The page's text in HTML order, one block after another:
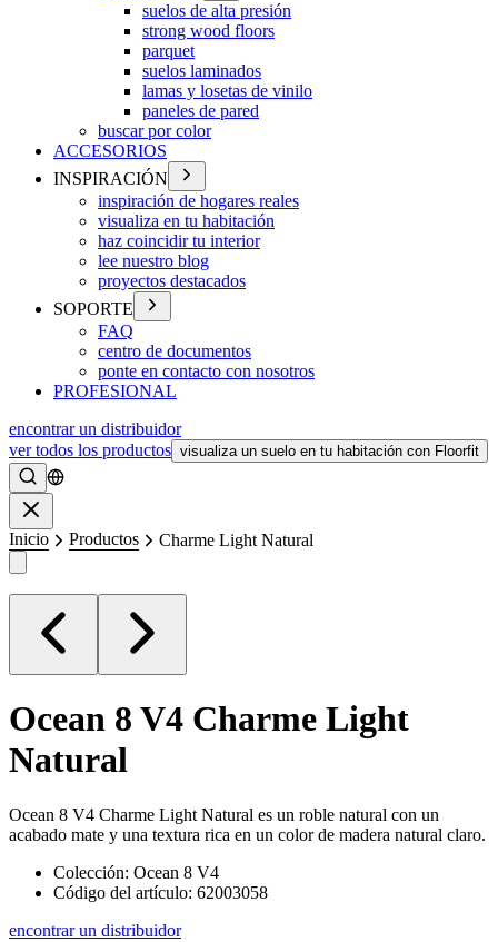
suelos de alta presión
strong wood floors
parquet
suelos laminados
lamas y losetas de vinilo
paneles de pared
buscar por color
ACCESORIOS
INSPIRACIÓN
inspiración de hogares reales
visualiza en tu habitación
haz coincidir tu interior
lee nuestro blog
proyectos destacados
SOPORTE
FAQ
centro de documentos
ponte en contacto con nosotros
PROFESIONAL
encontrar un distribuidor
ver todos los productos visualiza un suelo en tu habitación con Floorfit
Buscar
Inicio Productos Charme Light Natural
Ocean 8 V4 Charme Light
Natural
Ocean 8 V4 Charme Light Natural es un roble natural con un
acabado mate y una textura rica en un color de madera natural claro.
Colección: Ocean 8 V4
Código del artículo: 62003058
encontrar un distribuidor